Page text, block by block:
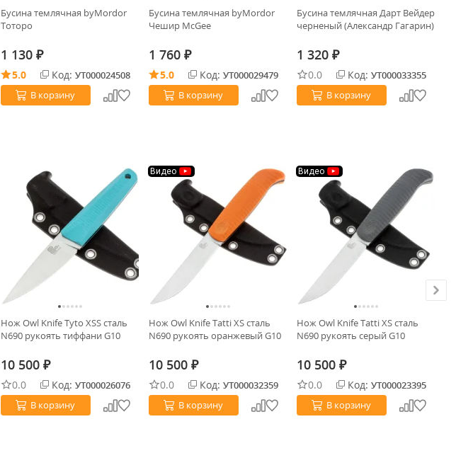
Бусина темлячная byMordor
Тоторо
1 130 ₽
5.0 Код: УТ000024508
В корзину
Бусина темлячная byMordor
Чешир McGee
1 760 ₽
5.0 Код: УТ000029479
В корзину
Бусина темлячная Дарт Вейдер
черненый (Александр Гагарин)
1 320 ₽
0.0 Код: УТ000033355
В корзину
Нож Owl Knife Tyto XSS сталь
N690 рукоять тиффани G10
10 500 ₽
0.0 Код: УТ000026076
В корзину
Видео
Нож Owl Knife Tatti XS сталь
N690 рукоять оранжевый G10
10 500 ₽
0.0 Код: УТ000032359
В корзину
Видео
Нож Owl Knife Tatti XS сталь
N690 рукоять серый G10
10 500 ₽
0.0 Код: УТ000023395
В корзину